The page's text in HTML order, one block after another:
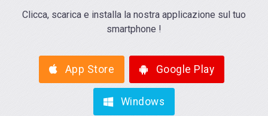
Clicca, scarica e installa la nostra applicazione sul tuo
smartphone !
App Store Google Play
Windows